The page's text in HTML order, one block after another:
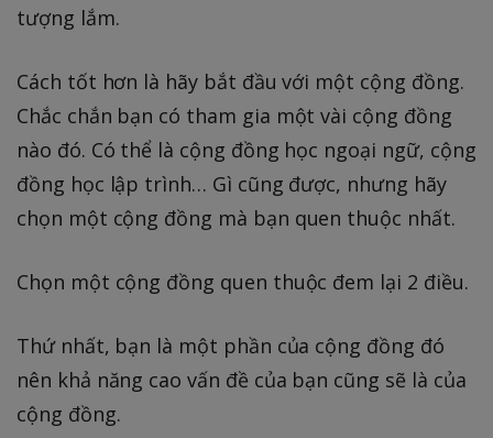
tượng lắm.
Cách tốt hơn là hãy bắt đầu với một cộng đồng.
Chắc chắn bạn có tham gia một vài cộng đồng
nào đó. Có thể là cộng đồng học ngoại ngữ, cộng
đồng học lập trình… Gì cũng được, nhưng hãy
chọn một cộng đồng mà bạn quen thuộc nhất.
Chọn một cộng đồng quen thuộc đem lại 2 điều.
Thứ nhất, bạn là một phần của cộng đồng đó
nên khả năng cao vấn đề của bạn cũng sẽ là của
cộng đồng.